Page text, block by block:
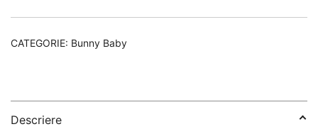
CATEGORIE: Bunny Baby
Descriere